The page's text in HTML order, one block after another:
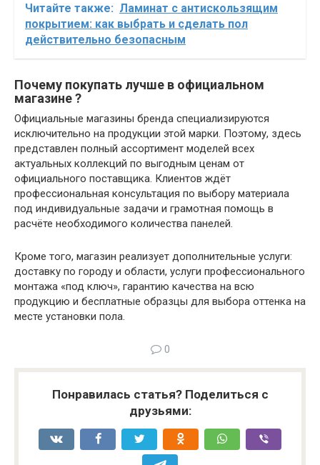
Читайте также: Ламинат с антискользящим
покрытием: как выбрать и сделать пол
действительно безопасным
Почему покупать лучше в официальном
магазине ?
Официальные магазины бренда специализируются
исключительно на продукции этой марки. Поэтому, здесь
представлен полный ассортимент моделей всех
актуальных коллекций по выгодным ценам от
официального поставщика. Клиентов ждёт
профессиональная консультация по выбору материала
под индивидуальные задачи и грамотная помощь в
расчёте необходимого количества панелей.
Кроме того, магазин реализует дополнительные услуги:
доставку по городу и области, услуги профессионального
монтажа «под ключ», гарантию качества на всю
продукцию и бесплатные образцы для выбора оттенка на
месте установки пола.
0
Понравилась статья? Поделиться с
друзьями: